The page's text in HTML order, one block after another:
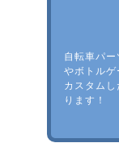
自転車パ
やボトルゲ
カスタム
ります！